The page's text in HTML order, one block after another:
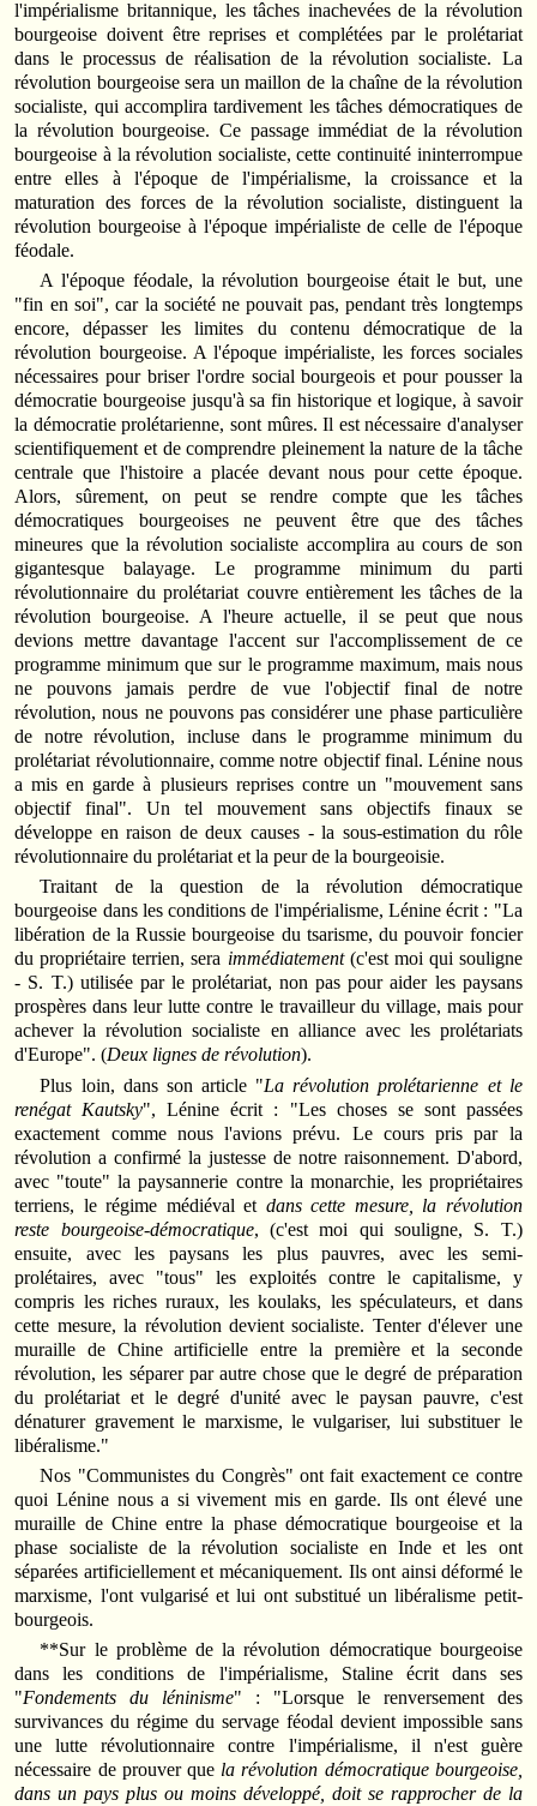
l'impérialisme britannique, les tâches inachevées de la révolution
bourgeoise doivent être reprises et complétées par le prolétariat
dans le processus de réalisation de la révolution socialiste. La
révolution bourgeoise sera un maillon de la chaîne de la révolution
socialiste, qui accomplira tardivement les tâches démocratiques de
la révolution bourgeoise. Ce passage immédiat de la révolution
bourgeoise à la révolution socialiste, cette continuité ininterrompue
entre elles à l'époque de l'impérialisme, la croissance et la
maturation des forces de la révolution socialiste, distinguent la
révolution bourgeoise à l'époque impérialiste de celle de l'époque
féodale.
A l'époque féodale, la révolution bourgeoise était le but, une
"fin en soi", car la société ne pouvait pas, pendant très longtemps
encore, dépasser les limites du contenu démocratique de la
révolution bourgeoise. A l'époque impérialiste, les forces sociales
nécessaires pour briser l'ordre social bourgeois et pour pousser la
démocratie bourgeoise jusqu'à sa fin historique et logique, à savoir
la démocratie prolétarienne, sont mûres. Il est nécessaire d'analyser
scientifiquement et de comprendre pleinement la nature de la tâche
centrale que l'histoire a placée devant nous pour cette époque.
Alors, sûrement, on peut se rendre compte que les tâches
démocratiques bourgeoises ne peuvent être que des tâches
mineures que la révolution socialiste accomplira au cours de son
gigantesque balayage. Le programme minimum du parti
révolutionnaire du prolétariat couvre entièrement les tâches de la
révolution bourgeoise. A l'heure actuelle, il se peut que nous
devions mettre davantage l'accent sur l'accomplissement de ce
programme minimum que sur le programme maximum, mais nous
ne pouvons jamais perdre de vue l'objectif final de notre
révolution, nous ne pouvons pas considérer une phase particulière
de notre révolution, incluse dans le programme minimum du
prolétariat révolutionnaire, comme notre objectif final. Lénine nous
a mis en garde à plusieurs reprises contre un "mouvement sans
objectif final". Un tel mouvement sans objectifs finaux se
développe en raison de deux causes - la sous-estimation du rôle
révolutionnaire du prolétariat et la peur de la bourgeoisie.
Traitant de la question de la révolution démocratique
bourgeoise dans les conditions de l'impérialisme, Lénine écrit : "La
libération de la Russie bourgeoise du tsarisme, du pouvoir foncier
du propriétaire terrien, sera immédiatement(c'est moi qui souligne
- S. T.) utilisée par le prolétariat, non pas pour aider les paysans
prospères dans leur lutte contre le travailleur du village, mais pour
achever la révolution socialiste en alliance avec les prolétariats
d'Europe". (Deux lignes de révolution).
Plus loin, dans son article "La révolution prolétarienne et le
renégat Kautsky", Lénine écrit : "Les choses se sont passées
exactement comme nous l'avions prévu. Le cours pris par la
révolution a confirmé la justesse de notre raisonnement. D'abord,
avec "toute" la paysannerie contre la monarchie, les propriétaires
terriens, le régime médiéval et dans cette mesure, la révolution
reste bourgeoise-démocratique, (c'est moi qui souligne, S. T.)
ensuite, avec les paysans les plus pauvres, avec les semi-
prolétaires, avec "tous" les exploités contre le capitalisme, y
compris les riches ruraux, les koulaks, les spéculateurs, et dans
cette mesure, la révolution devient socialiste. Tenter d'élever une
muraille de Chine artificielle entre la première et la seconde
révolution, les séparer par autre chose que le degré de préparation
du prolétariat et le degré d'unité avec le paysan pauvre, c'est
dénaturer gravement le marxisme, le vulgariser, lui substituer le
libéralisme."
Nos "Communistes du Congrès" ont fait exactement ce contre
quoi Lénine nous a si vivement mis en garde. Ils ont élevé une
muraille de Chine entre la phase démocratique bourgeoise et la
phase socialiste de la révolution socialiste en Inde et les ont
séparées artificiellement et mécaniquement. Ils ont ainsi déformé le
marxisme, l'ont vulgarisé et lui ont substitué un libéralisme petit-
bourgeois.
**Sur le problème de la révolution démocratique bourgeoise
dans les conditions de l'impérialisme, Staline écrit dans ses
"Fondements du léninisme" : "Lorsque le renversement des
survivances du régime du servage féodal devient impossible sans
une lutte révolutionnaire contre l'impérialisme, il n'est guère
nécessaire de prouver que la révolution démocratique bourgeoise,
dans un pays plus ou moins développé, doit se rapprocher de la